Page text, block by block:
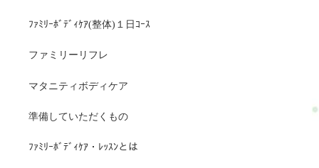
ﾌｧﾐﾘｰﾎﾞﾃﾞｨｹｱ(整体)１日ｺｰｽ
ファミリーリフレ
マタニティボディケア
準備していただくもの
ﾌｧﾐﾘｰﾎﾞﾃﾞｨｹｱ・ﾚｯｽﾝとは